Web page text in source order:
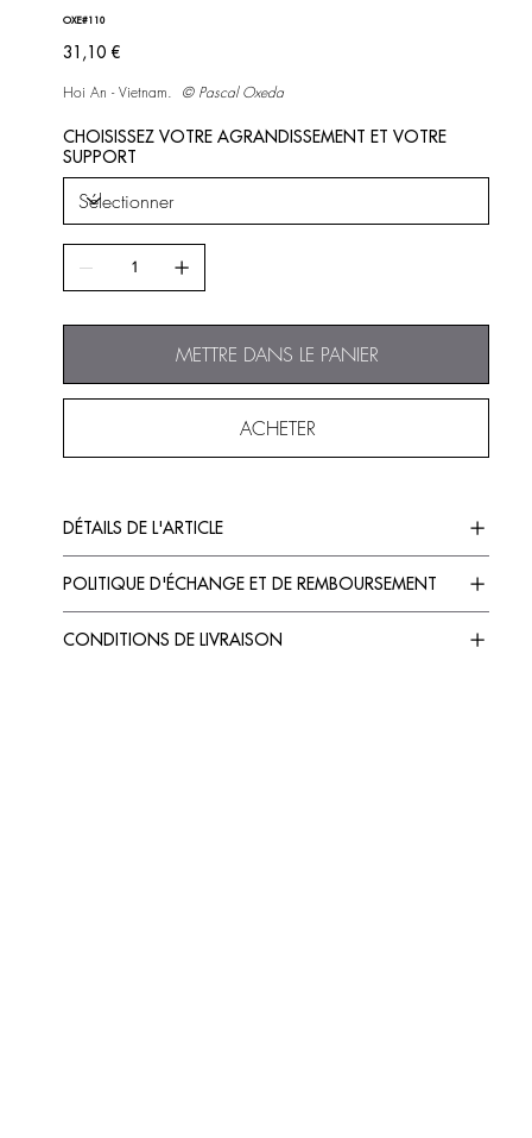
OXE#110
Prix
31,10 €
Hoi An - Vietnam. © Pascal Oxeda
CHOISISSEZ VOTRE AGRANDISSEMENT ET VOTRE
SUPPORT
METTRE DANS LE PANIER
ACHETER
DÉTAILS DE L'ARTICLE
POLITIQUE D'ÉCHANGE ET DE REMBOURSEMENT
CONDITIONS DE LIVRAISON